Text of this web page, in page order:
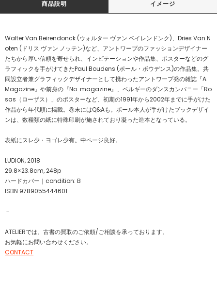
商品説明 イメージ
Walter Van Beirendonck (ウォルター ヴァン ベイレンドンク)、Dries Van N
oten (ドリス ヴァン ノッテン)など、アントワープのファッションデザイナー
たちから厚い信頼を寄せられ、インビテーションや作品集、ポスターなどのグ
ラフィックを手がけてきたPaul Boudens (ポール・ボウデンス)の作品集。共
同設立者兼グラフィックデザイナーとして携わったアントワープ発の雑誌『A
Magazine』や前身の『No. magazine』、ベルギーのダンスカンパニー「Ro
sas（ローザス）」のポスターなど、初期の1991年から2002年までに手がけた
作品から年代順に掲載。巻末にはQ&Aも。ポール本人が手がけたブックデザイ
ンは、数種類の紙に特殊印刷が施されており凝った造本となっている。
表紙にスレ少・ヨゴレ少有。中ページ良好。
LUDION, 2018
29.8×23.8cm, 248p
ハードカバー｜condition: B
ISBN 9789055444601
－
ATELIERでは、古書の買取のご依頼/ご相談を承っております。
お気軽にお問い合わせください。
CONTACT